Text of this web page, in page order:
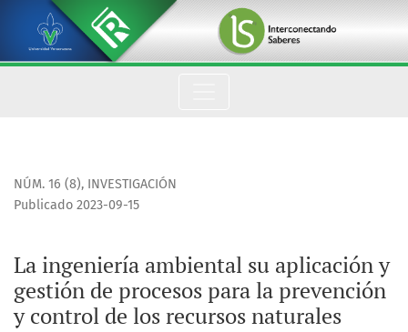
La ingeniería ambiental su aplicación y gestión de procesos
NÚM. 16 (8), INVESTIGACIÓN
La ingeniería ambiental su aplicación y
gestión de procesos para la prevención
y control de los recursos naturales
Publicado 2023-09-15